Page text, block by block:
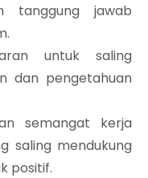
tanggung jawab
untuk saling
dan pengetahuan
semangat kerja
saling mendukung
positif.